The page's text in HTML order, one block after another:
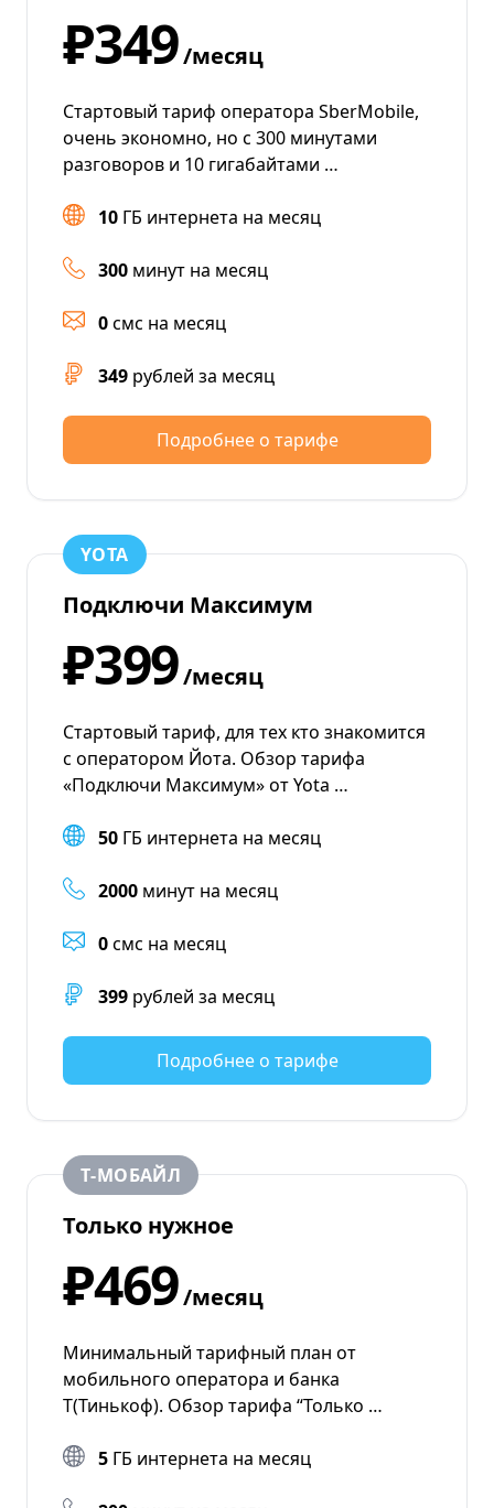
₽349/месяц
Стартовый тариф оператора SberMobile,
очень экономно, но с 300 минутами
разговоров и 10 гигабайтами …
10 ГБ интернета на месяц
300 минут на месяц
0смс на месяц
349 рублей за месяц
Подробнее о тарифе
YOTA
Подключи Максимум
₽399/месяц
Стартовый тариф, для тех кто знакомится
с оператором Йота. Обзор тарифа
«Подключи Максимум» от Yota …
50 ГБ интернета на месяц
2000 минут на месяц
0смс на месяц
399 рублей за месяц
Подробнее о тарифе
Т‑МОБАЙЛ
Только нужное
₽469/месяц
Минимальный тарифный план от
мобильного оператора и банка
Т(Тинькоф). Обзор тарифа “Только …
5 ГБ интернета на месяц